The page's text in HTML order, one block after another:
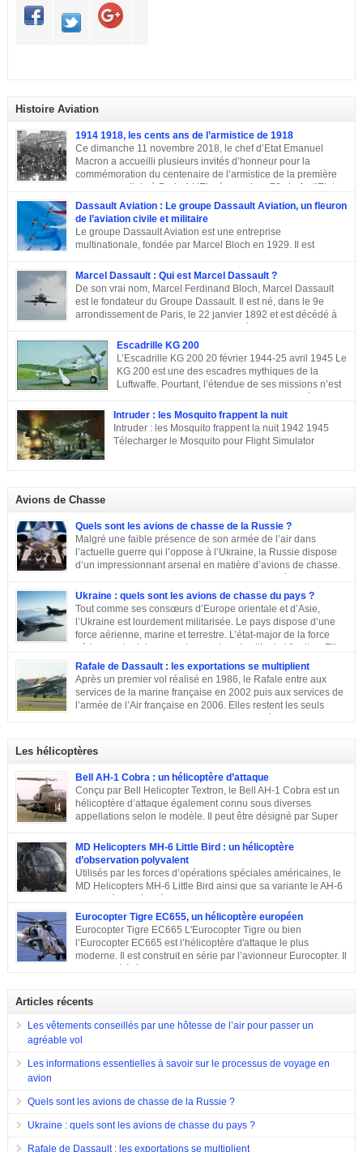
Histoire Aviation
1914 1918, les cents ans de l’armistice de 1918
Ce dimanche 11 novembre 2018, le chef d’Etat Emanuel
Macron a accueilli plusieurs invités d’honneur pour la
commémoration du centenaire de l’armistice de la première
guerre mondiale à Paris.A L’Elysée, environ 70 chefs d’Etats
et dirigeants ont célébré la cérémonie des cents ans de l’armistice de 1918.
Après une semaine mémorielle les célébrations se sont poursuivies par
une commémoraison à l’Arc de triomphe et un discours du président
Emmanuel Macron.
Dassault Aviation : Le groupe Dassault Aviation, un fleuron
de l’aviation civile et militaire
Le groupe Dassault Aviation est une entreprise
multinationale, fondée par Marcel Bloch en 1929. Il est
entre les mains de la famille de son fondateur et qui porte encore son nom,
Marcel Bloch ayant changé son nom en Dassault en 1946. Retour sur le
parcours de ce fleuron de l’aviation civile et militaire. De la première guerre
mondiale à la Course aux Armements Au début de la première guerre
mondiale, Marcel Bloch a créé la Société d’études aéronautiques avec son
Marcel Dassault : Qui est Marcel Dassault ?
De son vrai nom, Marcel Ferdinand Bloch, Marcel Dassault
est le fondateur du Groupe Dassault. Il est né, dans le 9e
arrondissement de Paris, le 22 janvier 1892 et est décédé à
Neuilly-sur-Seine, le 17 avril 1986. Ingénieur de talent, il a
également été un entrepreneur et un homme politique français. Enfance et
famille de Marcel Dassault Dernier enfant d’Adolphe Bloch et de Noémie
Allatini, Marcel avait trois frères ainés. Le premier est mort à son jeune âge,
le second, Darius Paul Bloch est devenu générale d’armée et le troisième,
René était chirurgien à Paris avant d’être exécuté en déportation […]
Escadrille KG 200
L’Escadrille KG 200 20 février 1944-25 avril 1945 Le
KG 200 est une des escadres mythiques de la
Luftwaffe. Pourtant, l’étendue de ses missions n’est
pas toujours connue, et cette escadre peut évoquer
des missions très différentes selon les centres d’intérêts : patrouille
maritime, Mistel ou missions secrètes. Partons du commencement : le nom.
La désignation KG 200, KampfGeschwader 200, signifie littéralement »
escadre de combat n°200 « . » Escadre de combat « , c’est un peu vague.
Donc il n’y a pas a priori de limites aux missions du KG 200, sous cette
Intruder : les Mosquito frappent la nuit
Intruder : les Mosquito frappent la nuit 1942 1945
Télecharger le Mosquito pour Flight Simulator
Avions de Chasse
Quels sont les avions de chasse de la Russie ?
Malgré une faible présence de son armée de l’air dans
l’actuelle guerre qui l’oppose à l’Ukraine, la Russie dispose
d’un impressionnant arsenal en matière d’avions de chasse.
ensemble les principaux moyens dont dispose sa force aérienne.
Ukraine : quels sont les avions de chasse du pays ?
Tout comme ses consœurs d’Europe orientale et d’Asie,
l’Ukraine est lourdement militarisée. Le pays dispose d’une
force aérienne, marine et terrestre. L’état-major de la force
aérienne ukrainienne se trouve dans la ville de Vinnitsa. Elle
est équipée en majorité d’avions de fabrication soviétique. Parmi les
républiques socialistes soviétiques, l’Ukraine élabore l’une des plus
stratégiques. D’après les statistiques de 2014, l’armée de l’air ukrainienne
et les forces de défense aérienne contiennent environ 43 000 personnes et
247 avions. L’armée ukrainienne se divise en trois commandements
Rafale de Dassault : les exportations se multiplient
Après un premier vol réalisé en 1986, le Rafale entre aux
services de la marine française en 2002 puis aux services de
l’armée de l’Air française en 2006. Elles restent les seuls
exploitants du chasseur français pendant près de 10 ans. En
que le succès viendra bientôt. Quatre ans plus tard, les premières
commandes étrangères sont signées et depuis, le constructeur multiplie les
exportations. Tour d’horizon sur les exportations du Rafale …
Les hélicoptères
Bell AH-1 Cobra : un hélicoptère d’attaque
Conçu par Bell Helicopter Textron, le Bell AH-1 Cobra est un
hélicoptère d’attaque également connu sous diverses
appellations selon le modèle. Il peut être désigné par Super
Cobra, Snake ou encore Viper. Le modèle premier était doté de la même
motorisation, de la même transmission et du même rotor principal que le
Bell UH-1 Iroquois. Cet appareil a effectué son premier vol en septembre
1965, est entré en service en 1967 et est toujours en service dans quelques
pays. Sa conception C’est en 1962 que Bell décide de construire un
MD Helicopters MH-6 Little Bird : un hélicoptère
d’observation polyvalent
Utilisés par les forces d’opérations spéciales américaines, le
MD Helicopters MH-6 Little Bird ainsi que sa variante le AH-6
du Hughes MD 500. Il a été conçu par l’avionneur américain MD
Helicopters. Sa conception Lorsqu’en 1960, l’armée américaine a évoqué
son souhait de développer un hélicoptère léger d’observation qui serait
également capable d’endosser divers rôles, de nombreuses compagnies
sont entrées en compétition pour remporter le projet. Parmi elles, il y a eu
Eurocopter Tigre EC655, un hélicoptère européen
Eurocopter Tigre EC665 L'Eurocopter Tigre ou bien
l’Eurocopter EC665 est l’hélicoptère d'attaque le plus
moderne. Il est construit en série par l’avionneur Eurocopter. Il
construit afin d’assurer les missions d’appui à proximité immédiate des
forces terrestres. Il a été utilisé en 2009 lors de la guerre en Afghanistan.
Eurocopter Tigre EC655
Articles récents
Les vêtements conseillés par une hôtesse de l’air pour passer un
agréable vol
Les informations essentielles à savoir sur le processus de voyage en
avion
Quels sont les avions de chasse de la Russie ?
Ukraine : quels sont les avions de chasse du pays ?
Rafale de Dassault : les exportations se multiplient